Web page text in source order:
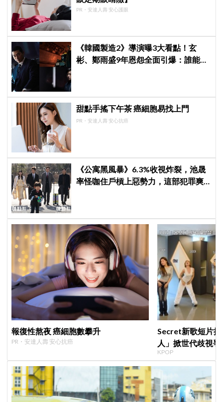
PR・安達人壽 安心護眼
《韓國製造2》導演曝3大看點！玄
彬、鄭雨盛9年恩怨全面引爆：誰能活
甜點手搖下午茶 癌細胞易找上門
PR・安達人壽 安心抗癌
《公寓黑風暴》6.3%收視炸裂，池晟
率怪咖住戶槓上惡勢力，這部犯罪爽
報復性熬夜 癌細胞數攀升
PR・安達人壽 安心抗癌
Secret新歌短片
人」掀世代歧視
舒服
KPOP